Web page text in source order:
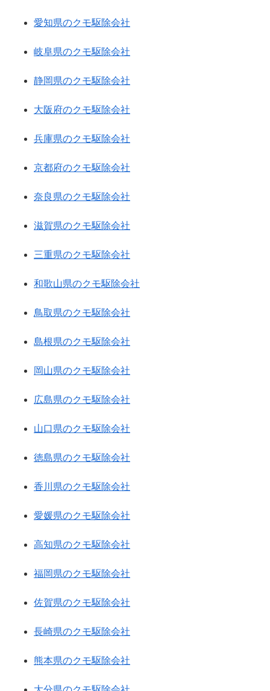
愛知県のクモ駆除会社
岐阜県のクモ駆除会社
静岡県のクモ駆除会社
大阪府のクモ駆除会社
兵庫県のクモ駆除会社
京都府のクモ駆除会社
奈良県のクモ駆除会社
滋賀県のクモ駆除会社
三重県のクモ駆除会社
和歌山県のクモ駆除会社
鳥取県のクモ駆除会社
島根県のクモ駆除会社
岡山県のクモ駆除会社
広島県のクモ駆除会社
山口県のクモ駆除会社
徳島県のクモ駆除会社
香川県のクモ駆除会社
愛媛県のクモ駆除会社
高知県のクモ駆除会社
福岡県のクモ駆除会社
佐賀県のクモ駆除会社
長崎県のクモ駆除会社
熊本県のクモ駆除会社